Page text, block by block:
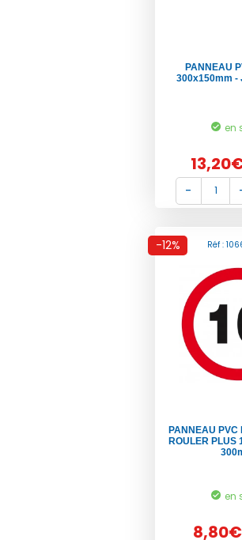
PANNEAU
300x150mm -
en
-12% Réf :
PANNEAU PVC
ROULER PLUS
en
8,80€